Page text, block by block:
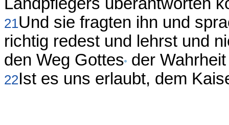
21Und sie fragten ihn und
richtig redest und lehrst und
den Weg Gottes der
22Ist es uns erlaubt, dem